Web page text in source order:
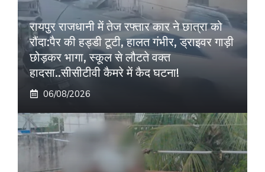
रायपुर राजधानी में तेज रफ्तार कार ने छात्रा को
रौंदा:पैर की हड्डी टूटी, हालत गंभीर, ड्राइवर गाड़ी
छोड़कर भागा, स्कूल से लौटते वक्त
हादसा..सीसीटीवी कैमरे में कैद घटना!
06/08/2026